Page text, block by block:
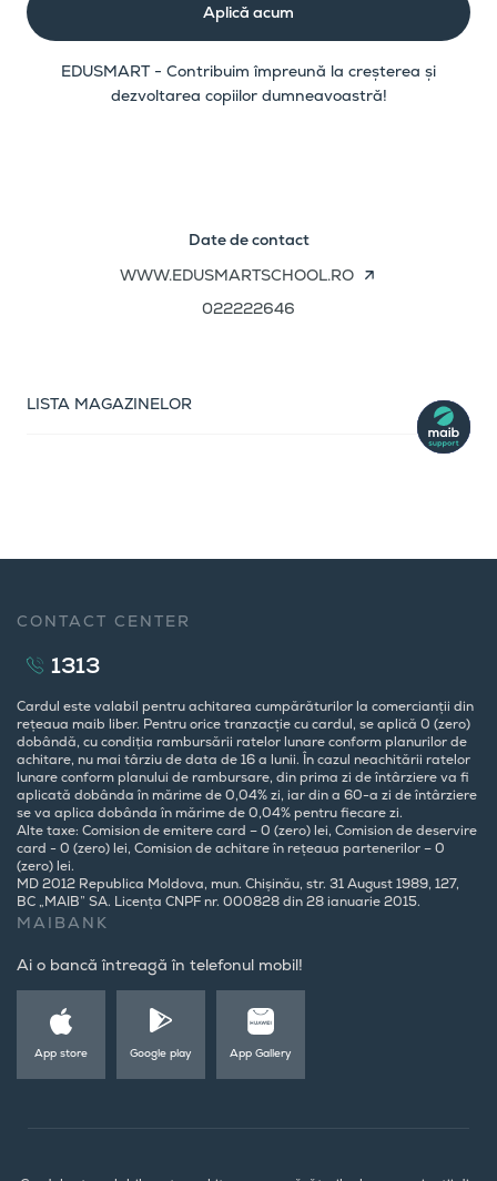
Aplică acum
EDUSMART - Contribuim împreună la creșterea și
dezvoltarea copiilor dumneavoastră!
Date de contact
WWW.EDUSMARTSCHOOL.RO
022222646
LISTA MAGAZINELOR
CONTACT CENTER
1313
Cardul este valabil pentru achitarea cumpărăturilor la comercianții din
rețeaua maib liber. Pentru orice tranzacție cu cardul, se aplică 0 (zero)
dobândă, cu condiția rambursării ratelor lunare conform planurilor de
achitare, nu mai târziu de data de 16 a lunii. În cazul neachitării ratelor
lunare conform planului de rambursare, din prima zi de întârziere va fi
aplicată dobânda în mărime de 0,04% zi, iar din a 60-a zi de întârziere
se va aplica dobânda în mărime de 0,04% pentru fiecare zi.
Alte taxe: Comision de emitere card – 0 (zero) lei, Comision de deservire
card - 0 (zero) lei, Comision de achitare în rețeaua partenerilor – 0
(zero) lei.
MD 2012 Republica Moldova, mun. Chișinău, str. 31 August 1989, 127,
BC „MAIB” SA. Licența CNPF nr. 000828 din 28 ianuarie 2015.
MAIBANK
Ai o bancă întreagă în telefonul mobil!
App store Google play App Gallery